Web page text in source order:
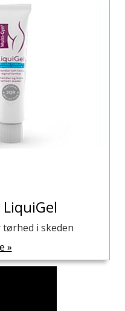
i skeden
»